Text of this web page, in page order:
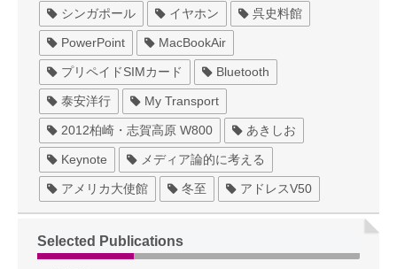
シンガポール イヤホン 呉史料館
PowerPoint MacBookAir
プリペイドSIMカード Bluetooth
泰安洋行 My Transport
2012柏崎・志賀高原 W800 あきしお
Keynote メディア論的に考える
アメリカ大使館 冬至 アドレスV50
Selected Publications